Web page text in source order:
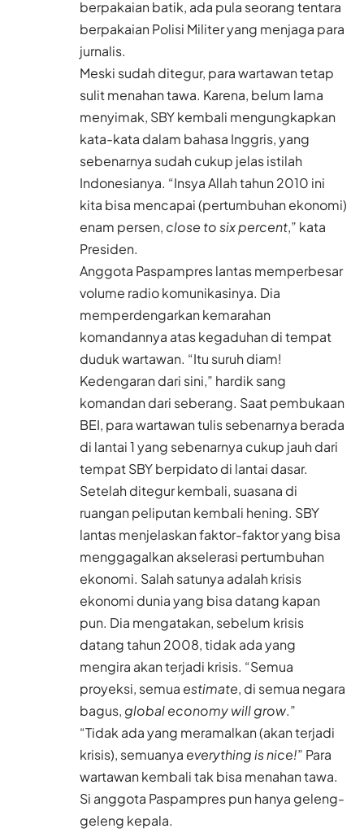
berpakaian batik, ada pula seorang tentara
berpakaian Polisi Militer yang menjaga para
jurnalis.
Meski sudah ditegur, para wartawan tetap
sulit menahan tawa. Karena, belum lama
menyimak, SBY kembali mengungkapkan
kata-kata dalam bahasa Inggris, yang
sebenarnya sudah cukup jelas istilah
Indonesianya. “Insya Allah tahun 2010 ini
kita bisa mencapai (pertumbuhan ekonomi)
enam persen, close to six percent,” kata
Presiden.
Anggota Paspampres lantas memperbesar
volume radio komunikasinya. Dia
memperdengarkan kemarahan
komandannya atas kegaduhan di tempat
duduk wartawan. “Itu suruh diam!
Kedengaran dari sini,” hardik sang
komandan dari seberang. Saat pembukaan
BEI, para wartawan tulis sebenarnya berada
di lantai 1 yang sebenarnya cukup jauh dari
tempat SBY berpidato di lantai dasar.
Setelah ditegur kembali, suasana di
ruangan peliputan kembali hening. SBY
lantas menjelaskan faktor-faktor yang bisa
menggagalkan akselerasi pertumbuhan
ekonomi. Salah satunya adalah krisis
ekonomi dunia yang bisa datang kapan
pun. Dia mengatakan, sebelum krisis
datang tahun 2008, tidak ada yang
mengira akan terjadi krisis. “Semua
proyeksi, semua estimate, di semua negara
bagus, global economy will grow.”
“Tidak ada yang meramalkan (akan terjadi
krisis), semuanya everything is nice!” Para
wartawan kembali tak bisa menahan tawa.
Si anggota Paspampres pun hanya geleng-
geleng kepala.